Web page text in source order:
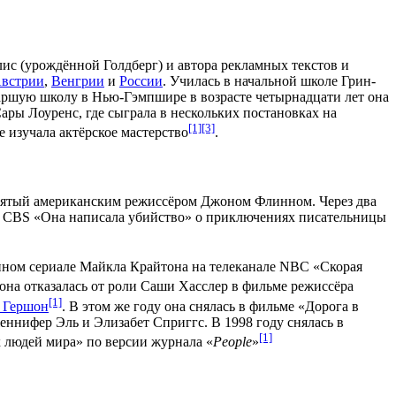
(урождённой Голдберг) и автора рекламных текстов и
, Венгрии и России. Училась в начальной школе Грин-
школу в Нью-Гэмпшире в возрасте четырнадцати лет она
Лоуренс, где сыграла в нескольких постановках на
актёрское мастерство[1][3].
американским режиссёром Джоном Флинном. Через два
CBS «Она написала убийство» о приключениях писательницы
сериале Майкла Крайтона на телеканале NBC «Скорая
отказалась от роли Саши Хасслер в фильме режиссёра
[1]. В этом же году она снялась в фильме «Дорога в
Эль и Элизабет Сприггс. В 1998 году снялась в
мира» по версии журнала «People»[1]